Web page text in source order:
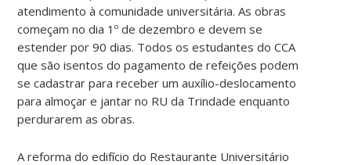
atendimento à comunidade universitária. As obras
começam no dia 1º de dezembro e devem se
estender por 90 dias. Todos os estudantes do CCA
que são isentos do pagamento de refeições podem
se cadastrar para receber um auxílio-deslocamento
para almoçar e jantar no RU da Trindade enquanto
perdurarem as obras.
A reforma do edifício do Restaurante Universitário